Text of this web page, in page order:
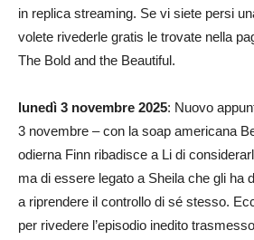
in replica streaming. Se vi siete persi
volete rivederle gratis le trovate nella
The Bold and the Beautiful.
lunedì 3 novembre 2025: Nuovo
3 novembre – con la soap americana
odierna Finn ribadisce a Li di
ma di essere legato a Sheila che gli ha
a riprendere il controllo di sé stesso.
per rivedere l’episodio inedito